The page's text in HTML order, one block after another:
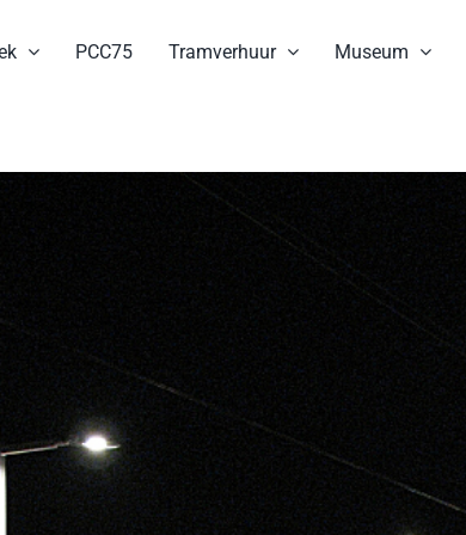
PCC75 Tramverhuur Museum